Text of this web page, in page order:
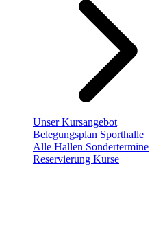
Unser Kursangebot
Belegungsplan Sporthalle
Alle Hallen Sondertermine
Reservierung Kurse